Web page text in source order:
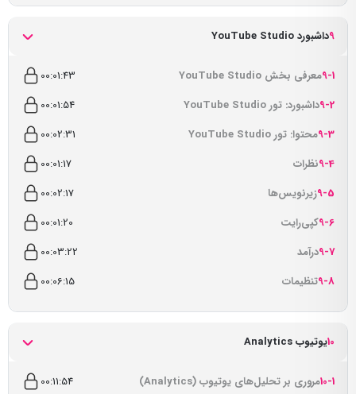
9داشبورد YouTube Studio
9-1معرفی بخش YouTube Studio
00:01:43
9-2داشبورد: تور YouTube Studio
00:01:54
9-3محتوا: تور YouTube Studio
00:02:31
9-4نظرات
00:01:17
9-5زیرنویس‌ها
00:02:17
9-6کپی‌رایت
00:01:20
9-7درآمد
00:03:22
9-8تنظیمات 00:06:15
10یوتیوب Analytics
10-1مروری بر تحلیل‌های یوتیوب (Analytics)
00:11:54